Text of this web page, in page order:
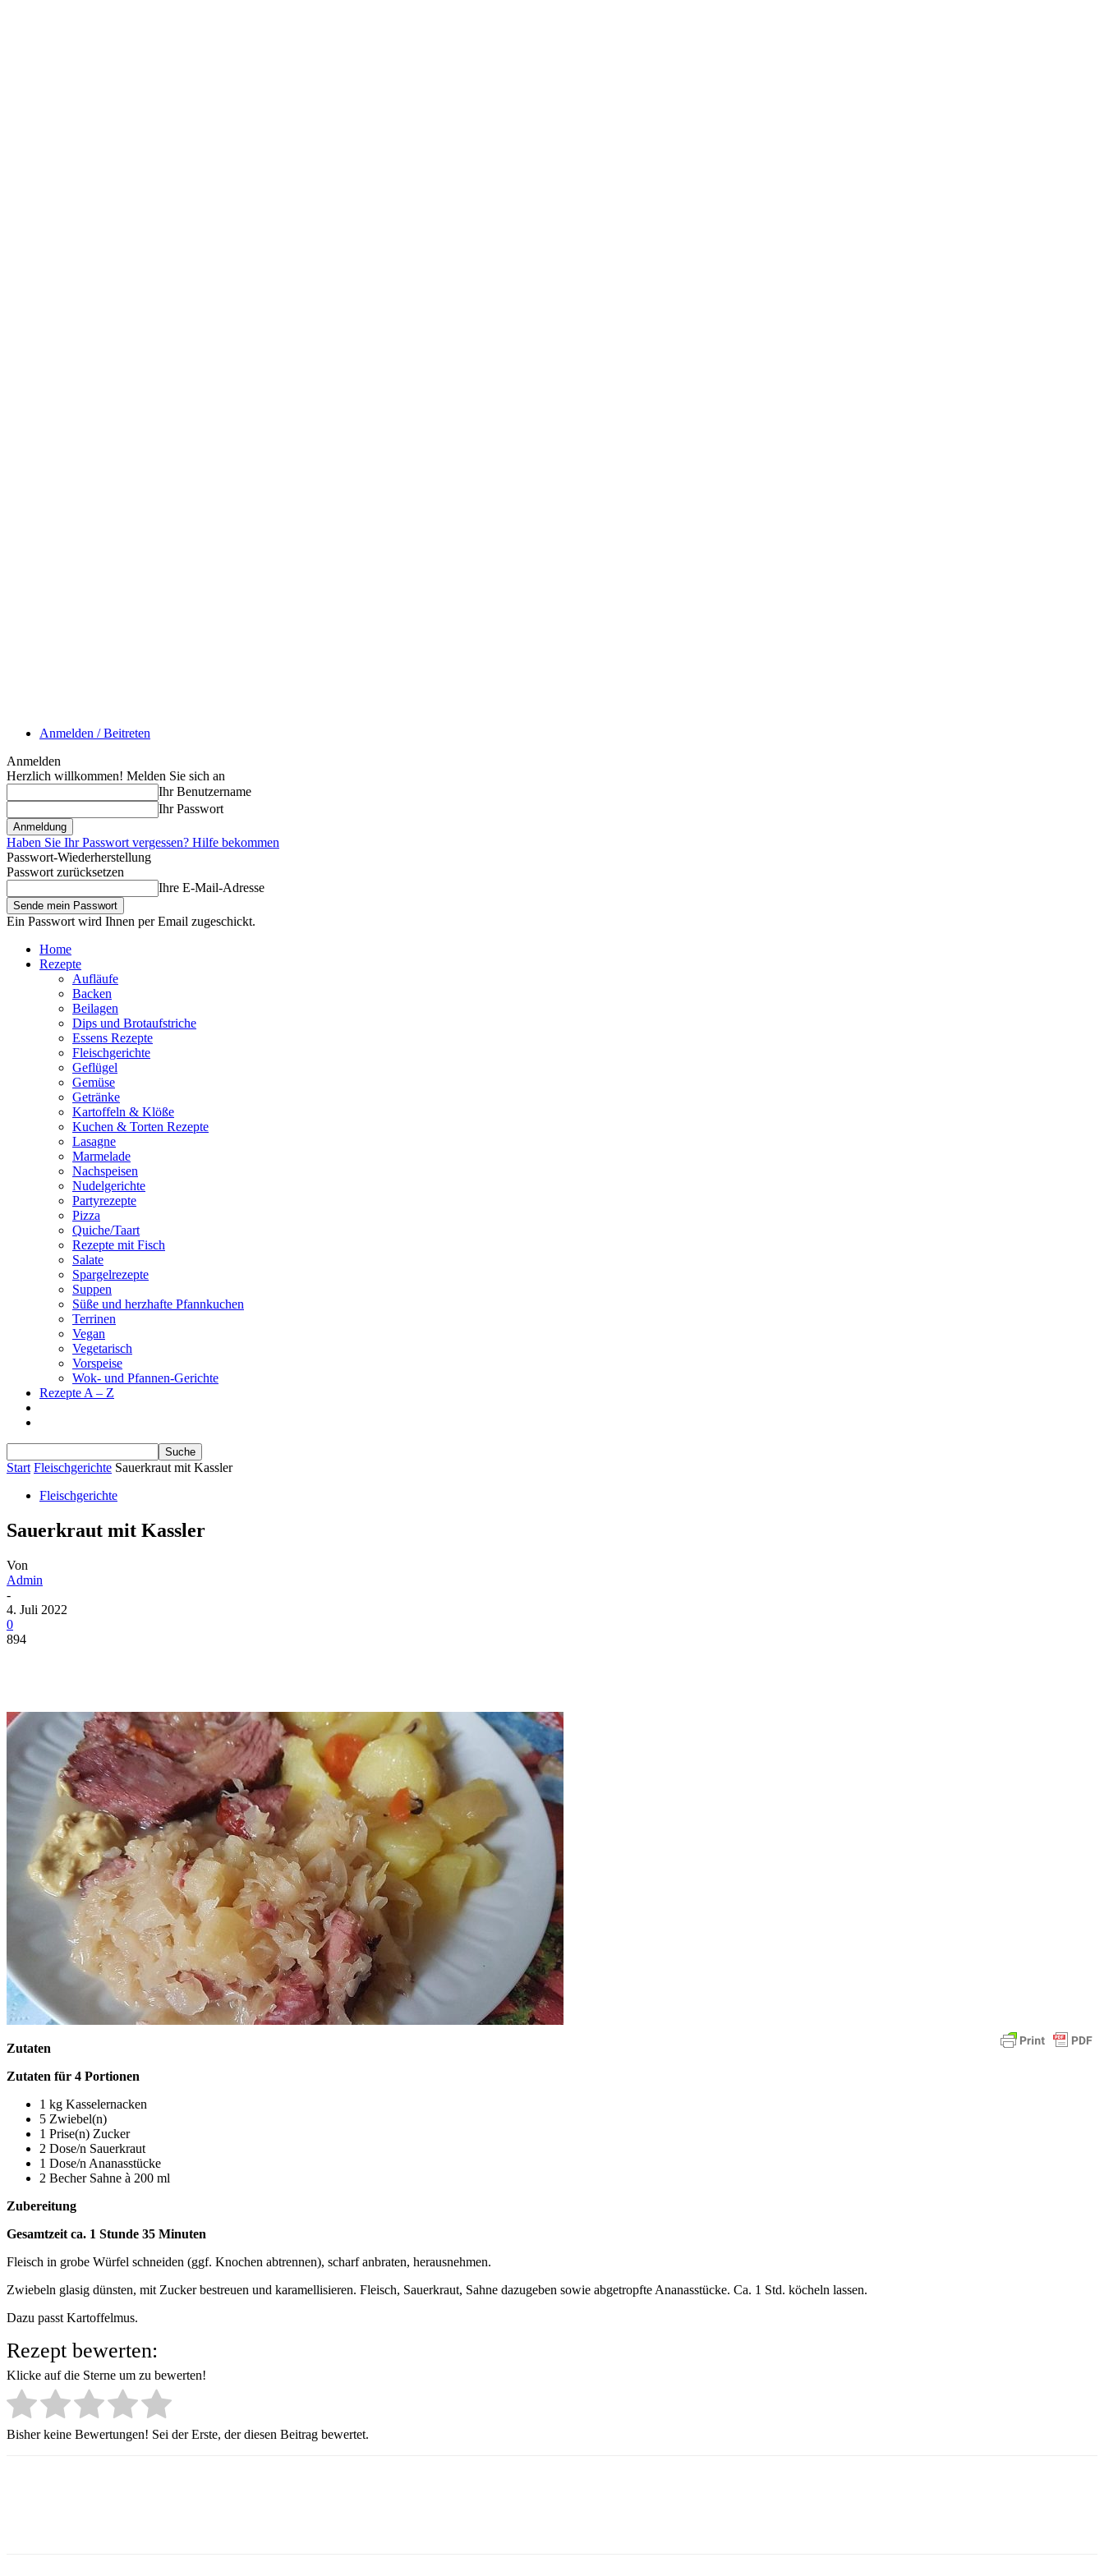
Anmelden / Beitreten
Anmelden
Herzlich willkommen! Melden Sie sich an
Ihr Benutzername
Ihr Passwort
Haben Sie Ihr Passwort vergessen? Hilfe bekommen
Passwort-Wiederherstellung
Passwort zurücksetzen
Ihre E-Mail-Adresse
Ein Passwort wird Ihnen per Email zugeschickt.
Home
Rezepte
Aufläufe
Backen
Beilagen
Dips und Brotaufstriche
Essens Rezepte
Fleischgerichte
Geflügel
Gemüse
Getränke
Kartoffeln & Klöße
Kuchen & Torten Rezepte
Lasagne
Marmelade
Nachspeisen
Nudelgerichte
Partyrezepte
Pizza
Quiche/Taart
Rezepte mit Fisch
Salate
Spargelrezepte
Suppen
Süße und herzhafte Pfannkuchen
Terrinen
Vegan
Vegetarisch
Vorspeise
Wok- und Pfannen-Gerichte
Rezepte A – Z
Start Fleischgerichte Sauerkraut mit Kassler
Fleischgerichte
Sauerkraut mit Kassler
Von
Admin
-
4. Juli 2022
0
894
Zutaten
Zutaten für 4 Portionen
1 kg Kasselernacken
5 Zwiebel(n)
1 Prise(n) Zucker
2 Dose/n Sauerkraut
1 Dose/n Ananasstücke
2 Becher Sahne à 200 ml
Zubereitung
Gesamtzeit ca. 1 Stunde 35 Minuten
Fleisch in grobe Würfel schneiden (ggf. Knochen abtrennen), scharf anbraten, herausnehmen.
Zwiebeln glasig dünsten, mit Zucker bestreuen und karamellisieren. Fleisch, Sauerkraut, Sahne dazugeben sowie abgetropfte Ananasstücke. Ca. 1 Std. köcheln lassen.
Dazu passt Kartoffelmus.
Rezept bewerten:
Klicke auf die Sterne um zu bewerten!
Bisher keine Bewertungen! Sei der Erste, der diesen Beitrag bewertet.